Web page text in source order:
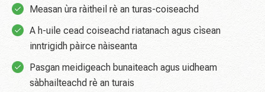
Measan ùra ràitheil rè an turas-coiseachd
A h-uile cead coiseachd riatanach agus cìsean
inntrigidh pàirce nàiseanta
Pasgan meidigeach bunaiteach agus uidheam
sàbhailteachd rè an turais